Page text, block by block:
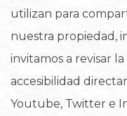
utilizan para
nuestra propiedad,
invitamos a revisar
accesibilidad
Youtube, Twitter e